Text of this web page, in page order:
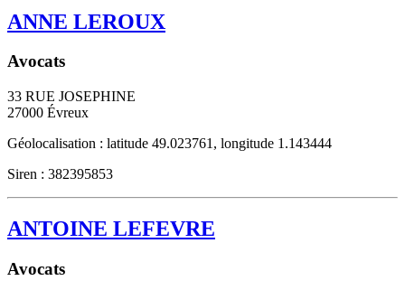
ANNE LEROUX
Avocats
33 RUE JOSEPHINE
27000 Évreux
Géolocalisation : latitude 49.023761, longitude 1.143444
Siren : 382395853
ANTOINE LEFEVRE
Avocats